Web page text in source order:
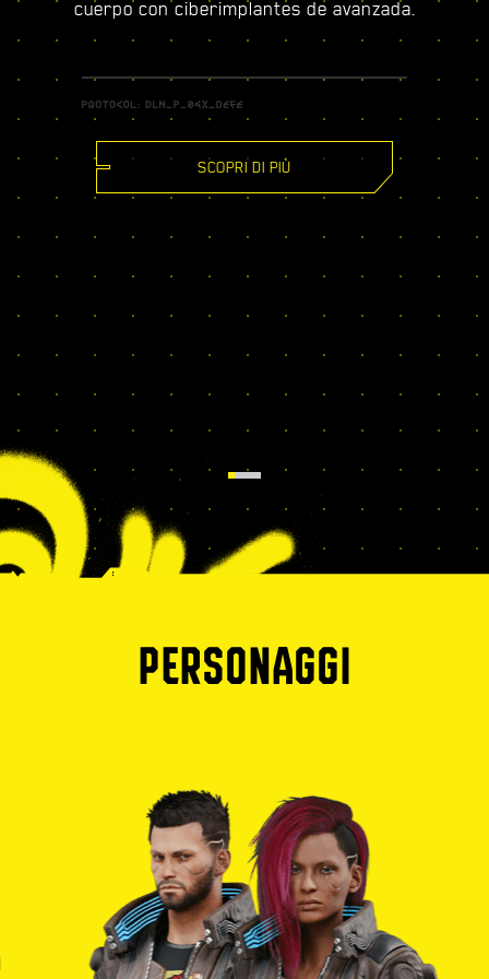
cuerpo con ciberimplantes de avanzada.
SCOPRI DI PIÙ
PERSONAGGI